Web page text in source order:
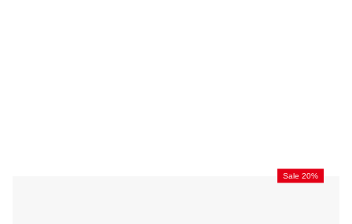
Sale 20%